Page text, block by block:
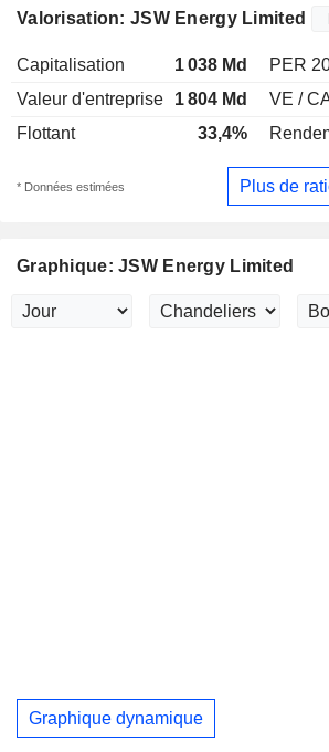
Valorisation: JSW Energy Limited
Capitalisation 1 038 Md PER
Valeur d'entreprise
1 804 Md VE /
Flottant
33,4%
* Données estimées Plus de
Graphique: JSW Energy Limited
Graphique dynamique